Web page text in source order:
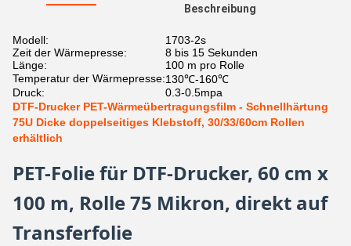
Beschreibung
Modell:
1703-2s
Zeit der Wärmepresse:
8 bis 15 Sekunden
Länge:
100 m pro Rolle
Temperatur der Wärmepresse:130℃-160℃
Druck:
0.3-0.5mpa
DTF-Drucker PET-Wärmeübertragungsfilm - Schnellhärtung
75U Dicke doppelseitiges Klebstoff, 30/33/60cm Rollen
erhältlich
PET-Folie für DTF-Drucker, 60 cm x
100 m, Rolle 75 Mikron, direkt auf
Transferfolie